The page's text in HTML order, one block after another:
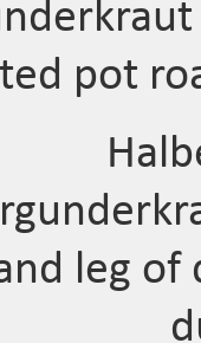
pot
leg